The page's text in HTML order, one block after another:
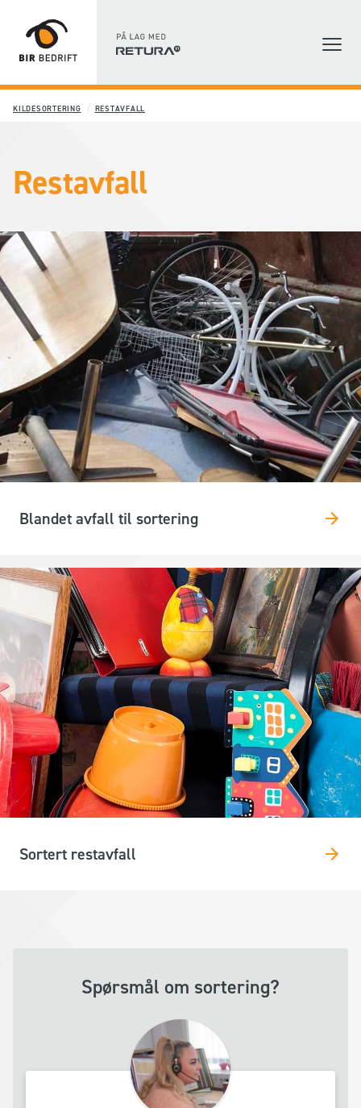
KILDESORTERING RESTAVFALL
Restavfall
Blandet avfall til sortering
Sortert restavfall
Spørsmål om sortering?